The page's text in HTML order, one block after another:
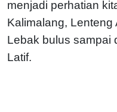
menjadi perhatian
Kalimalang,
Lebak bulus sampai
Latif.